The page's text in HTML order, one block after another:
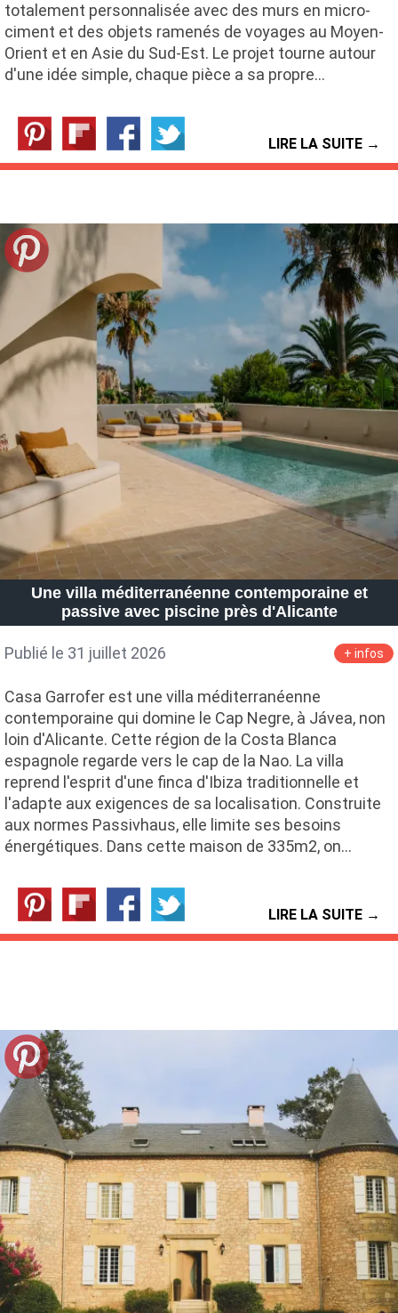
totalement personnalisée avec des murs en micro-
ciment et des objets ramenés de voyages au Moyen-
Orient et en Asie du Sud-Est. Le projet tourne autour
d'une idée simple, chaque pièce a sa propre…
LIRE LA SUITE →
Une villa méditerranéenne contemporaine et
passive avec piscine près d'Alicante
Publié le 31 juillet 2026 + infos
Casa Garrofer est une villa méditerranéenne
contemporaine qui domine le Cap Negre, à Jávea, non
loin d'Alicante. Cette région de la Costa Blanca
espagnole regarde vers le cap de la Nao. La villa
reprend l'esprit d'une finca d'Ibiza traditionnelle et
l'adapte aux exigences de sa localisation. Construite
aux normes Passivhaus, elle limite ses besoins
énergétiques. Dans cette maison de 335m2, on…
LIRE LA SUITE →